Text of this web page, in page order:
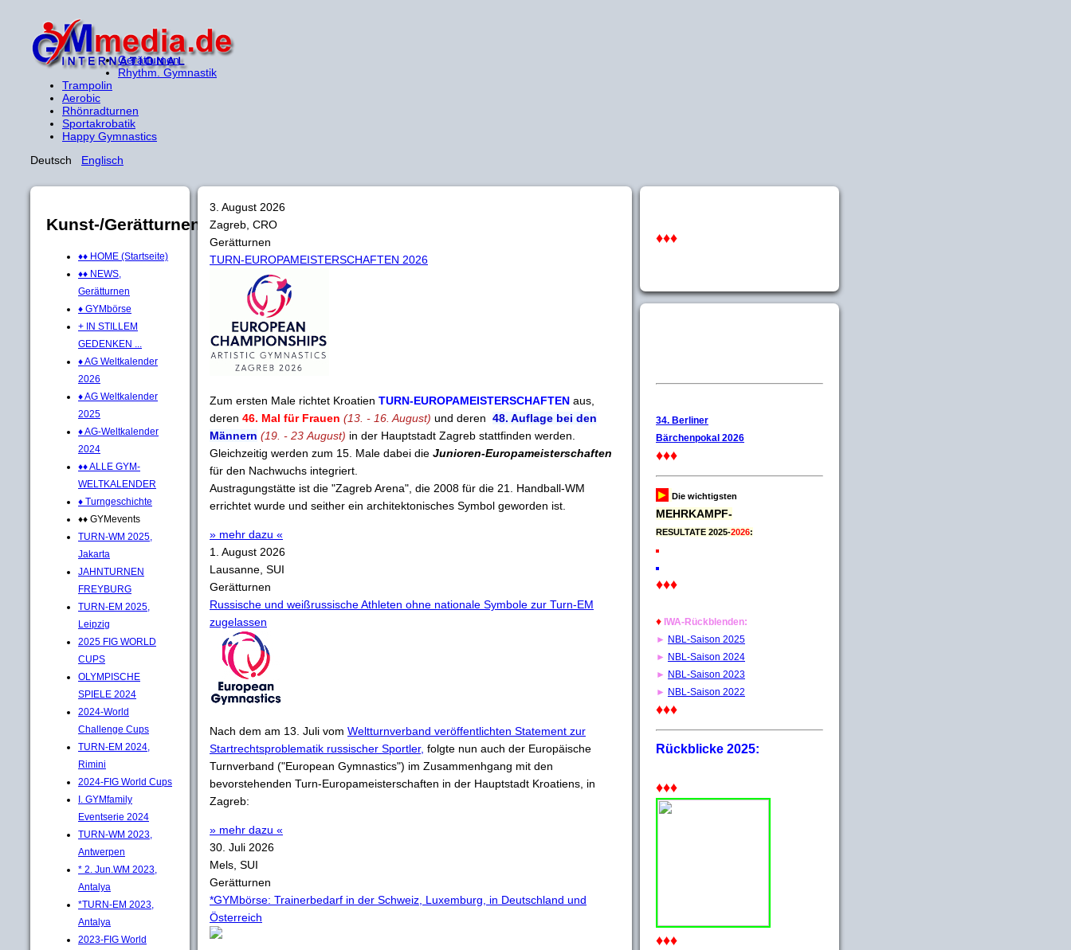
Gerätturnen
Rhythm. Gymnastik
Trampolin
Aerobic
Rhönradturnen
Sportakrobatik
Happy Gymnastics
Deutsch Englisch
Kunst-/Gerätturnen
♦♦ HOME (Startseite)
♦♦ NEWS,
Gerätturnen
♦ GYMbörse
+ IN STILLEM
GEDENKEN ...
♦ AG Weltkalender
2026
♦ AG Weltkalender
2025
♦ AG-Weltkalender
2024
♦♦ ALLE GYM-
WELTKALENDER
♦ Turngeschichte
♦♦ GYMevents
TURN-WM 2025,
Jakarta
JAHNTURNEN
FREYBURG
TURN-EM 2025,
Leipzig
2025 FIG WORLD
CUPS
OLYMPISCHE
SPIELE 2024
2024-World
Challenge Cups
TURN-EM 2024,
Rimini
2024-FIG World Cups
I. GYMfamily
Eventserie 2024
TURN-WM 2023,
Antwerpen
* 2. Jun.WM 2023,
Antalya
*TURN-EM 2023,
Antalya
2023-FIG World
3. August 2026
Zagreb, CRO
Gerätturnen
TURN-EUROPAMEISTERSCHAFTEN 2026
Zum ersten Male richtet Kroatien TURN-EUROPAMEISTERSCHAFTEN aus,
deren 46. Mal für Frauen (13. - 16. August) und deren 48. Auflage bei den
Männern (19. - 23 August) in der Hauptstadt Zagreb stattfinden werden.
Gleichzeitig werden zum 15. Male dabei die Junioren-Europameisterschaften
für den Nachwuchs integriert.
Austragungstätte ist die "Zagreb Arena", die 2008 für die 21. Handball-WM
errichtet wurde und seither ein architektonisches Symbol geworden ist.
» mehr dazu «
1. August 2026
Lausanne, SUI
Gerätturnen
Russische und weißrussische Athleten ohne nationale Symbole zur Turn-EM
zugelassen
Nach dem am 13. Juli vom Weltturnverband veröffentlichten Statement zur
Startrechtsproblematik russischer Sportler, folgte nun auch der Europäische
Turnverband ("European Gymnastics") im Zusammenhgang mit den
bevorstehenden Turn-Europameisterschaften in der Hauptstadt Kroatiens, in
Zagreb:
» mehr dazu «
30. Juli 2026
Mels, SUI
Gerätturnen
*GYMbörse: Trainerbedarf in der Schweiz, Luxemburg, in Deutschland und
Österreich
♦♦♦
34. Berliner
Bärchenpokal 2026
♦♦♦
► Die wichtigsten
MEHRKAMPF-
RESULTATE 2025-2026:
♦♦♦
♦ IWA-Rückblenden:
► NBL-Saison 2025
► NBL-Saison 2024
► NBL-Saison 2023
► NBL-Saison 2022
♦♦♦
Rückblicke 2025:
♦♦♦
♦♦♦